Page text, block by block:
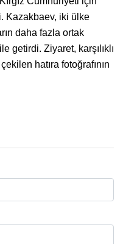
Kazakbaev, iki ülke
daha fazla ortak
getirdi. Ziyaret, karşılıklı
hatıra fotoğrafının